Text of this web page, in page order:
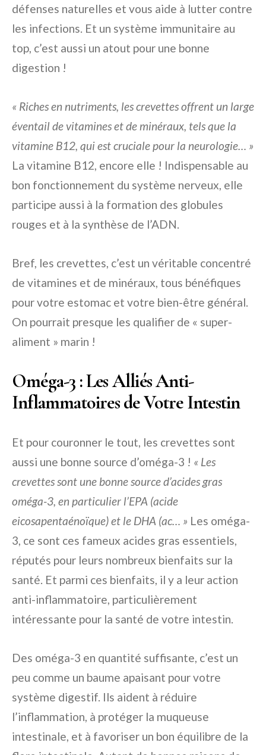
défenses naturelles et vous aide à lutter contre
les infections. Et un système immunitaire au
top, c’est aussi un atout pour une bonne
digestion !
« Riches en nutriments, les crevettes offrent un large
éventail de vitamines et de minéraux, tels que la
vitamine B12, qui est cruciale pour la neurologie… »
La vitamine B12, encore elle ! Indispensable au
bon fonctionnement du système nerveux, elle
participe aussi à la formation des globules
rouges et à la synthèse de l’ADN.
Bref, les crevettes, c’est un véritable concentré
de vitamines et de minéraux, tous bénéfiques
pour votre estomac et votre bien-être général.
On pourrait presque les qualifier de « super-
aliment » marin !
Oméga-3 : Les Alliés Anti-
Inflammatoires de Votre Intestin
Et pour couronner le tout, les crevettes sont
aussi une bonne source d’oméga-3 ! « Les
crevettes sont une bonne source d’acides gras
oméga-3, en particulier l’EPA (acide
eicosapentaénoïque) et le DHA (ac… » Les oméga-
3, ce sont ces fameux acides gras essentiels,
réputés pour leurs nombreux bienfaits sur la
santé. Et parmi ces bienfaits, il y a leur action
anti-inflammatoire, particulièrement
intéressante pour la santé de votre intestin.
Des oméga-3 en quantité suffisante, c’est un
peu comme un baume apaisant pour votre
système digestif. Ils aident à réduire
l’inflammation, à protéger la muqueuse
intestinale, et à favoriser un bon équilibre de la